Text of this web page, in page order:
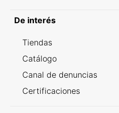
De interés
Tiendas
Catálogo
Canal de denuncias
Certificaciones